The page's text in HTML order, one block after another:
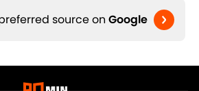
source on Google